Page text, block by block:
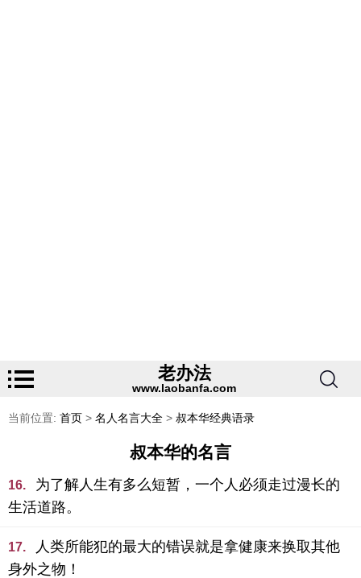
老办法
www.laobanfa.com
当前位置: 首页 > 名人名言大全 > 叔本华经典语录
叔本华的名言
16.
为了解人生有多么短暂，一个人必须走过漫长的
生活道路。
17.
人类所能犯的最大的错误就是拿健康来换取其他
身外之物！